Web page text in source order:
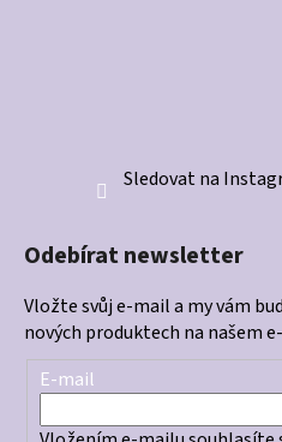
Sledovat na
Odebírat newsletter
Vložte svůj e-mail a my vám
nových produktech na našem
E-mail